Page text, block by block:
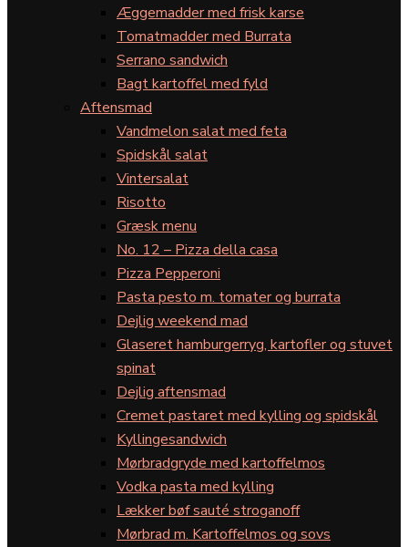
Æggemadder med frisk karse
Tomatmadder med Burrata
Serrano sandwich
Bagt kartoffel med fyld
Aftensmad
Vandmelon salat med feta
Spidskål salat
Vintersalat
Risotto
Græsk menu
No. 12 – Pizza della casa
Pizza Pepperoni
Pasta pesto m. tomater og burrata
Dejlig weekend mad
Glaseret hamburgerryg, kartofler og stuvet
spinat
Dejlig aftensmad
Cremet pastaret med kylling og spidskål
Kyllingesandwich
Mørbradgryde med kartoffelmos
Vodka pasta med kylling
Lækker bøf sauté stroganoff
Mørbrad m. Kartoffelmos og sovs